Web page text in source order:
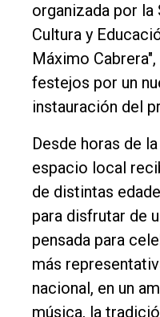
Política
Cultura
Entrevistas
Rural
Deportes
Fúnebres
Edición
Empresa
Nosotros
Contacto
organizada por la
Cultura y
Máximo
festejos por un
instauración del
Desde horas de
espacio local
de distintas
para disfrutar de
pensada para
más
nacional, en un
música, la